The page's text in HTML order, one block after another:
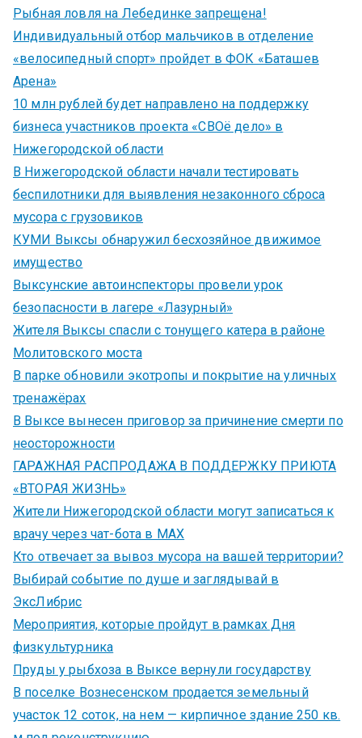
Рыбная ловля на Лебединке запрещена!
Индивидуальный отбор мальчиков в отделение
«велосипедный спорт» пройдет в ФОК «Баташев
Арена»
10 млн рублей будет направлено на поддержку
бизнеса участников проекта «СВОё дело» в
Нижегородской области
В Нижегородской области начали тестировать
беспилотники для выявления незаконного сброса
мусора с грузовиков
КУМИ Выксы обнаружил бесхозяйное движимое
имущество
Выксунские автоинспекторы провели урок
безопасности в лагере «Лазурный»
Жителя Выксы спасли с тонущего катера в районе
Молитовского моста
В парке обновили экотропы и покрытие на уличных
тренажёрах
В Выксе вынесен приговор за причинение смерти по
неосторожности
ГАРАЖНАЯ РАСПРОДАЖА В ПОДДЕРЖКУ ПРИЮТА
«ВТОРАЯ ЖИЗНЬ»
Жители Нижегородской области могут записаться к
врачу через чат-бота в MAX
Кто отвечает за вывоз мусора на вашей территории?
Выбирай событие по душе и заглядывай в
ЭксЛибрис
Мероприятия, которые пройдут в рамках Дня
физкультурника
Пруды у рыбхоза в Выксе вернули государству
В поселке Вознесенском продается земельный
участок 12 соток, на нем — кирпичное здание 250 кв.